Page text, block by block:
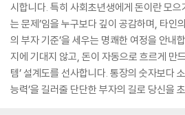
시합니다. 특히 사회초년생에게 돈이란 모으
는 문제’임을 누구보다 깊이 공감하며, 타인
의 부자 기준’을 세우는 명쾌한 여정을 안내
지에 기대지 않고, 돈이 자동으로 흐르게 만
템’ 설계도를 선사합니다. 통장의 숫자보다
능력’을 길러줄 단단한 부자의 길로 당신을